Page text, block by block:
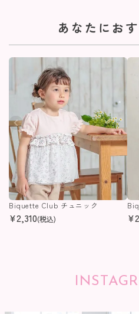
あなたにお
Biquette Club チュニック
¥2,310(税込) ¥